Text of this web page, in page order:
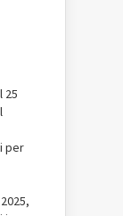
25
per